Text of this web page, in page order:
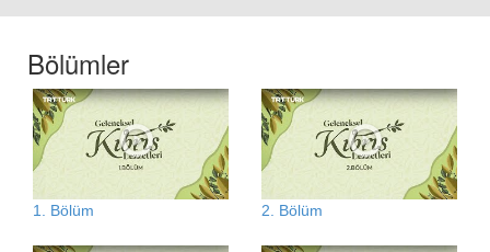
Bölümler
1. Bölüm 2. Bölüm